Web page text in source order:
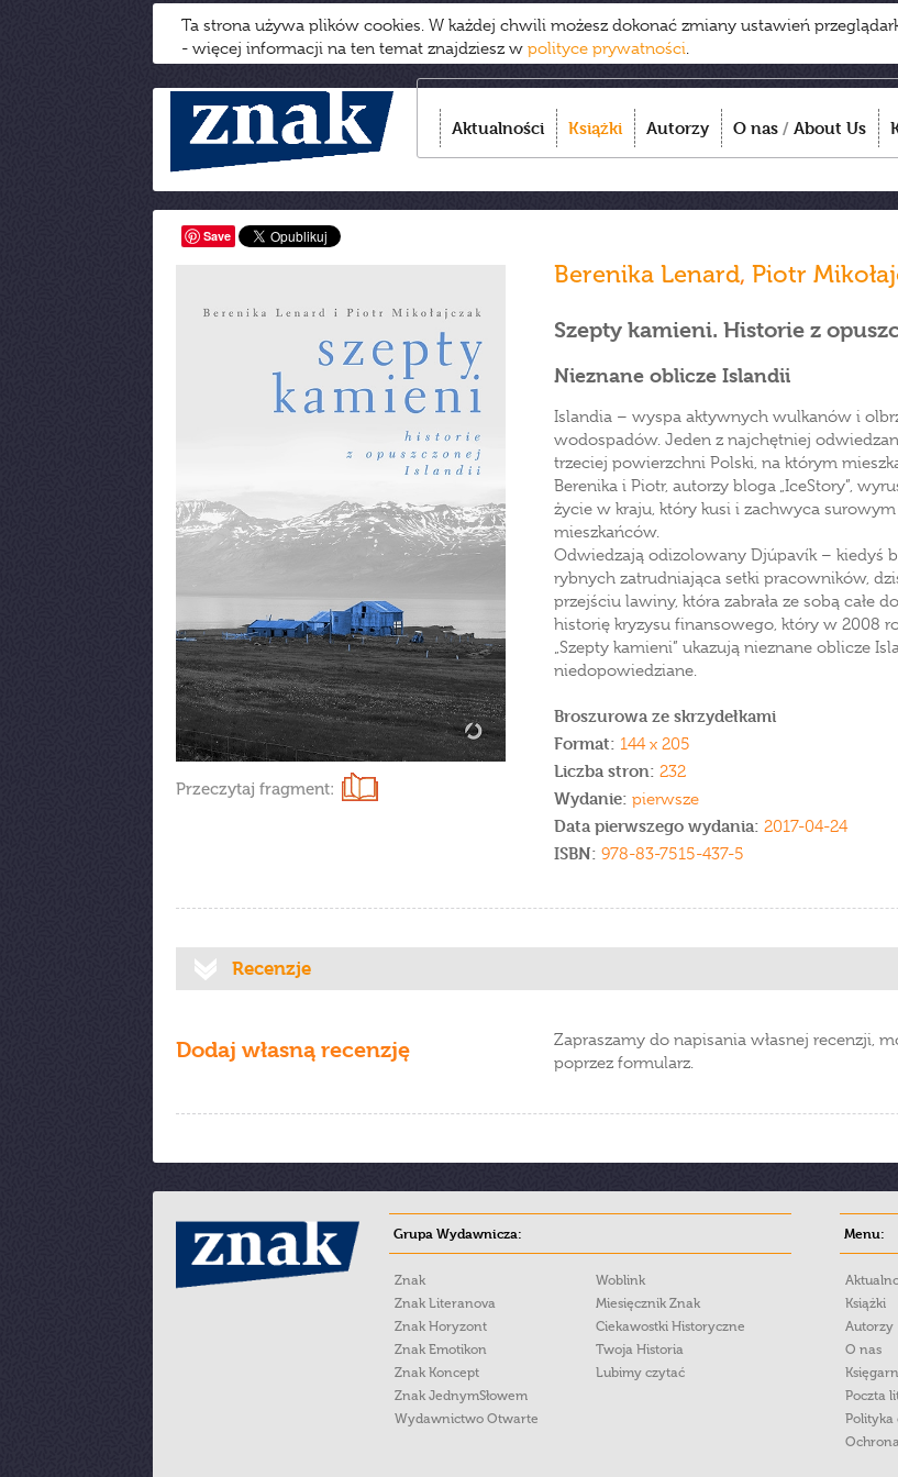
Ta strona używa plików cookies. W każdej chwili możesz dokonać zmiany ustawień
- więcej informacji na ten temat znajdziesz w polityce prywatności.
Aktualności Książki Autorzy O nas / About Us
Save
Przeczytaj fragment:
Berenika Lenard, Piotr
Szepty kamieni. Historie z
Nieznane oblicze Islandii
Islandia – wyspa aktywnych wulkanów i
wodospadów. Jeden z najchętniej
trzeciej powierzchni Polski, na którym
Berenika i Piotr, autorzy bloga „IceStory”,
życie w kraju, który kusi i zachwyca
mieszkańców.
Odwiedzają odizolowany Djúpavík – kiedyś
rybnych zatrudniająca setki pracowników,
przejściu lawiny, która zabrała ze sobą całe
historię kryzysu finansowego, który w 2008
„Szepty kamieni” ukazują nieznane oblicze
niedopowiedziane.
Broszurowa ze skrzydełkami
Format: 144 x 205
Liczba stron: 232
Wydanie: pierwsze
Data pierwszego wydania: 2017-04-24
ISBN: 978-83-7515-437-5
Recenzje
Dodaj własną recenzję
Zapraszamy do napisania własnej recenzji,
poprzez formularz.
Grupa Wydawnicza:
Znak
Znak Literanova
Znak Horyzont
Znak Emotikon
Znak Koncept
Znak JednymSłowem
Wydawnictwo Otwarte
Woblink
Miesięcznik Znak
Ciekawostki Historyczne
Twoja Historia
Lubimy czytać
Menu:
Książki
Autorzy
O nas
Poczta
Polityka